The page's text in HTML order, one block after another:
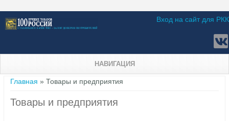
Вход на сайт для РКК
НАВИГАЦИЯ
Вы здесь
Главная » Товары и предприятия
Товары и предприятия